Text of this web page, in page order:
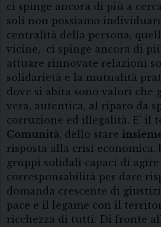
ci spinge ancora di più a
soli non possiamo
centralità della persona,
vicine, ci spinge ancora di
attuare rinnovate relazioni
solidarietà e la mutualità
dove si abita sono valori che
vera, autentica, al riparo da
corruzione ed illegalità. E’ il
Comunità, dello stare
risposta alla crisi economica,
gruppi solidali capaci di
corresponsabilità per dare
domanda crescente di
pace e il legame con il
ricchezza di tutti. Di fronte